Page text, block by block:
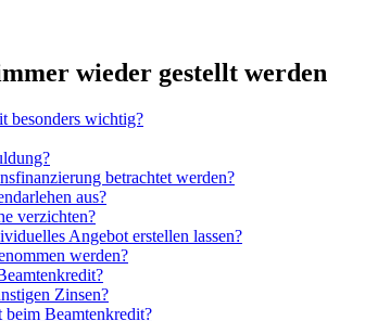
wieder gestellt werden
besonders wichtig?
betrachtet werden?
aus?
verzichten?
Angebot erstellen lassen?
werden?
Zinsen?
beim Beamtenkredit?